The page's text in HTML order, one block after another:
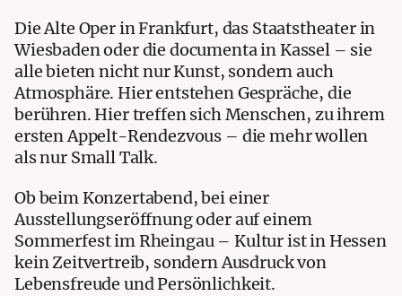
Die Alte Oper in Frankfurt, das Staatstheater in
Wiesbaden oder die documenta in Kassel – sie
alle bieten nicht nur Kunst, sondern auch
Atmosphäre. Hier entstehen Gespräche, die
berühren. Hier treffen sich Menschen, zu ihrem
ersten Appelt-Rendezvous – die mehr wollen
als nur Small Talk.
Ob beim Konzertabend, bei einer
Ausstellungseröffnung oder auf einem
Sommerfest im Rheingau – Kultur ist in Hessen
kein Zeitvertreib, sondern Ausdruck von
Lebensfreude und Persönlichkeit.